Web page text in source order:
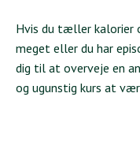
Hvis du tæller kalorier
meget eller du har
dig til at overveje en
og ugunstig kurs at